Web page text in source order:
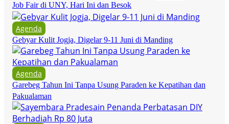
Job Fair di UNY, Hari Ini dan Besok
Agenda
Gebyar Kulit Jogja, Digelar 9-11 Juni di Manding
Agenda
Garebeg Tahun Ini Tanpa Usung Paraden ke Kepatihan dan
Pakualaman